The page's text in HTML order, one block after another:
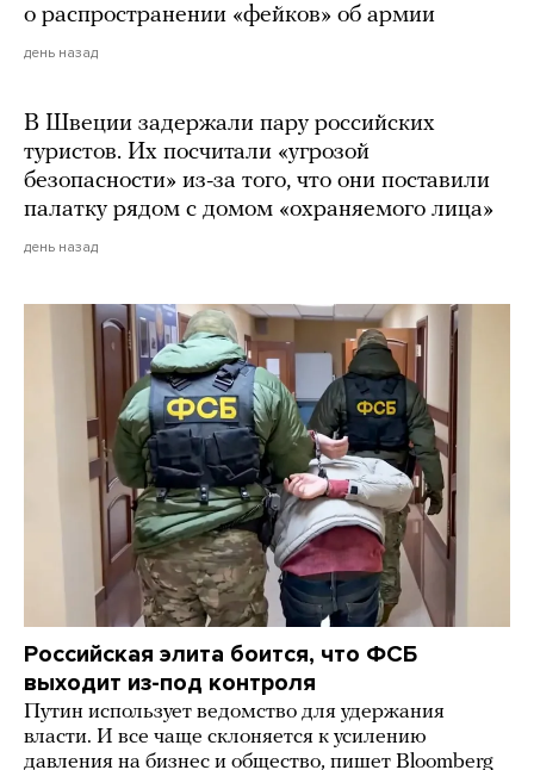
о распространении «фейков» об армии
день назад
В Швеции задержали пару российских
туристов. Их посчитали «угрозой
безопасности» из-за того, что они поставили
палатку рядом с домом «охраняемого лица»
день назад
Российская элита боится, что ФСБ
выходит из-под контроля
Путин использует ведомство для удержания
власти. И все чаще склоняется к усилению
давления на бизнес и общество, пишет Bloomberg